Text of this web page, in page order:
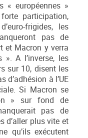
« européennes »
participation,
frigides, les
pas de
et Macron y verra
A l’inverse, les
sur 10, disent les
d’adhésion à l’UE
Si Macron se
» sur fond de
pas de
d’aller plus vite et
qu’ils exécutent